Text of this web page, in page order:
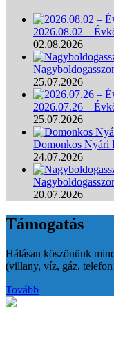
2026.08.02 –
02.08.2026
25.07.2026
2026.07.26 –
25.07.2026
Domonkos Nyári
24.07.2026
20.07.2026
Támogatás
Hálásan köszönünk
(villany, víz, gáz,
Tovább